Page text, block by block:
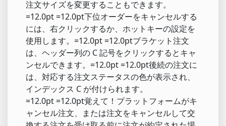
注文サイズを変更することもできます。
=12.0pt =12.0pt下位オーダーをキャンセルする
には、右クリックするか、ホットキーの設定を
使用します。=12.0pt =12.0ptブラケット注文
は、ヘッダー列の C 記号をクリックするとキャ
ンセルできます。=12.0pt =12.0pt後続の注文に
は、対応する注文ステータスの色が表示され、
インデックス C が付けられます。
=12.0pt =12.0pt覚えて！プラットフォームがキ
ャンセル注文、または注文をキャンセルして交